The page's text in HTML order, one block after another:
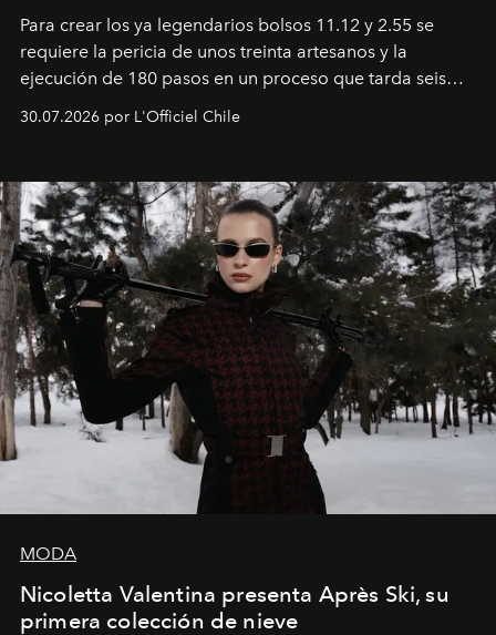
Para crear los ya legendarios bolsos 11.12 y 2.55 se
requiere la pericia de unos treinta artesanos y la
ejecución de 180 pasos en un proceso que tarda seis
que se enseña solamente en la escuela de formación de
30.07.2026 por L'Officiel Chile
MODA
Nicoletta Valentina presenta Après Ski, su
primera colección de nieve